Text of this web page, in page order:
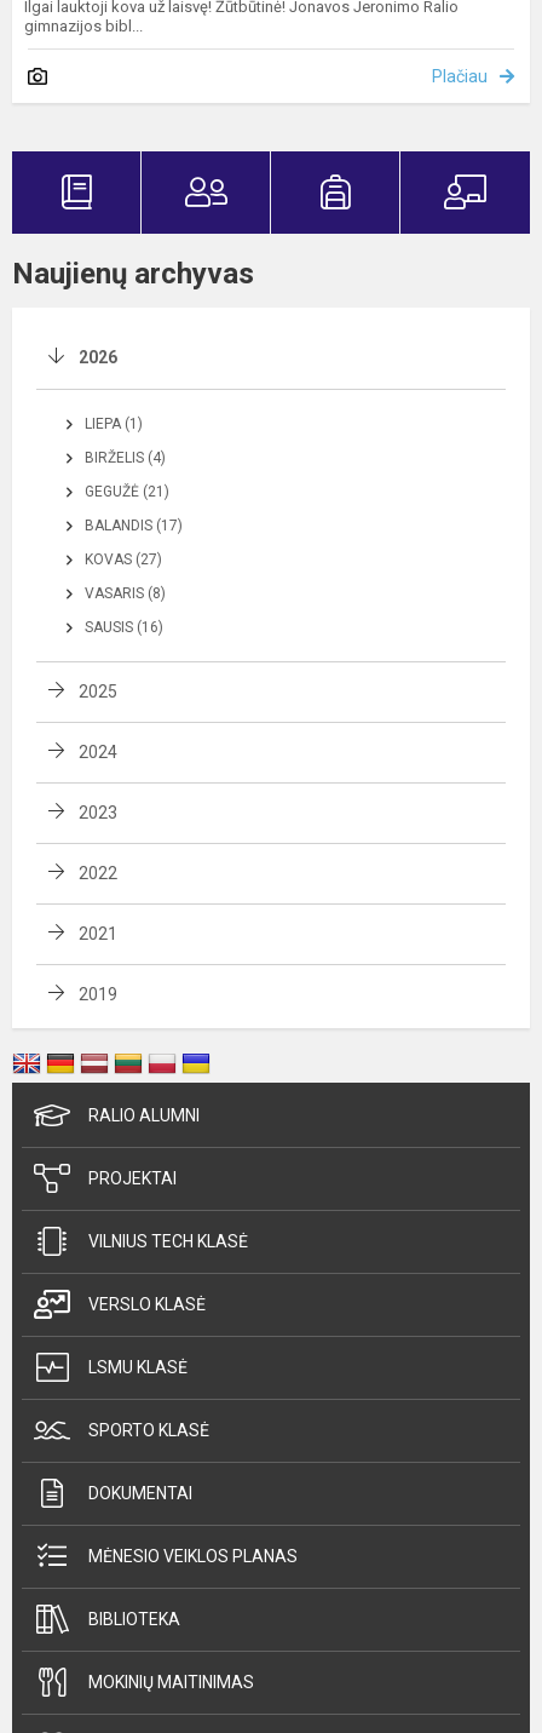
Ilgai lauktoji kova už laisvę! Žūtbūtinė! Jonavos Jeronimo Ralio
gimnazijos bibl...
Plačiau
Naujienų archyvas
2026
LIEPA (1)
BIRŽELIS (4)
GEGUŽĖ (21)
BALANDIS (17)
KOVAS (27)
VASARIS (8)
SAUSIS (16)
2025
2024
2023
2022
2021
2019
RALIO ALUMNI
PROJEKTAI
VILNIUS TECH KLASĖ
VERSLO KLASĖ
LSMU KLASĖ
SPORTO KLASĖ
DOKUMENTAI
MĖNESIO VEIKLOS PLANAS
BIBLIOTEKA
MOKINIŲ MAITINIMAS